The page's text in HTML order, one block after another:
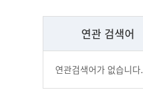
연관 검색어
연관검색어가 없습니다.